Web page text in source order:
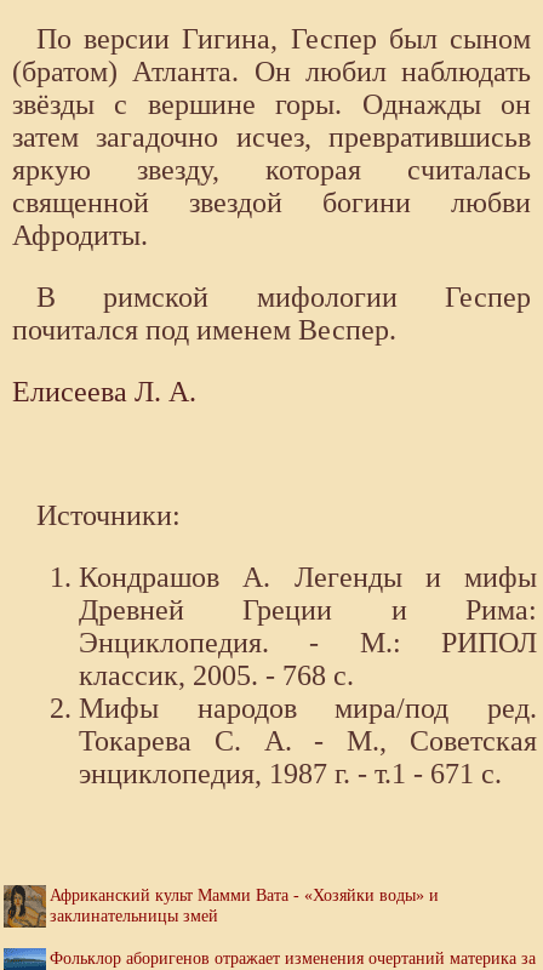
По версии Гигина, Геспер был сыном
(братом) Атланта. Он любил наблюдать
звёзды с вершине горы. Однажды он
затем загадочно исчез, превратившисьв
яркую звезду, которая считалась
священной звездой богини любви
Афродиты.
В римской мифологии Геспер
почитался под именем Веспер.
Елисеева Л. А.
Источники:
Кондрашов А. Легенды и мифы
Древней Греции и Рима:
Энциклопедия. - М.: РИПОЛ
классик, 2005. - 768 с.
Мифы народов мира/под ред.
Токарева С. А. - М., Советская
энциклопедия, 1987 г. - т.1 - 671 с.
Африканский культ Мамми Вата - «Хозяйки воды» и
заклинательницы змей
Фольклор аборигенов отражает изменения очертаний материка за